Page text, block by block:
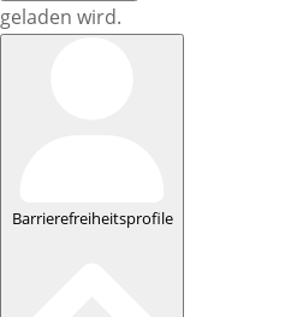
geladen wird.
Barrierefreiheitsprofile